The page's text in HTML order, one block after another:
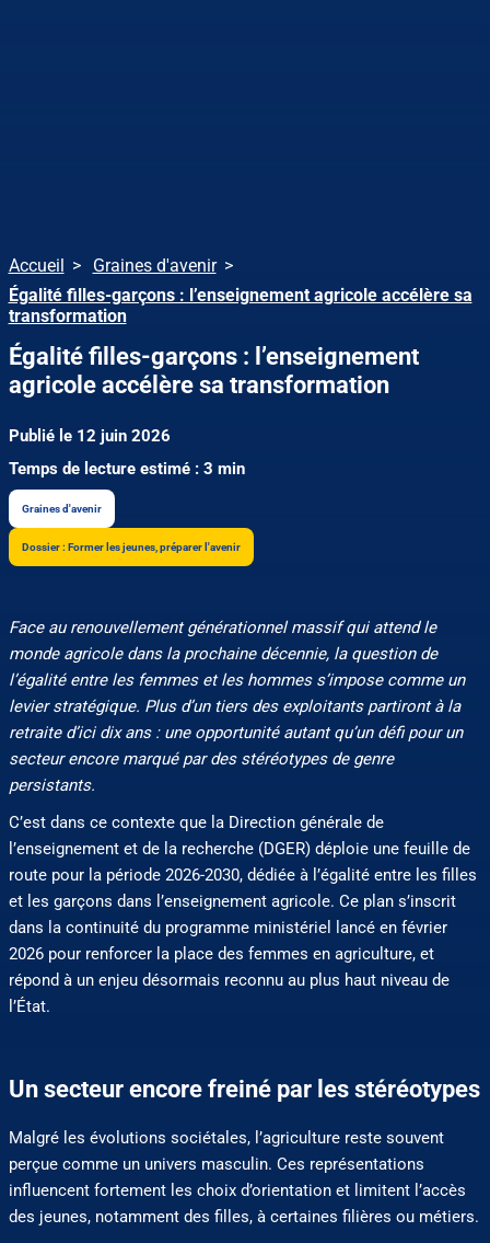
Accueil
Graines d'avenir
Égalité filles-garçons : l’enseignement agricole accélère sa
transformation
Égalité filles-garçons : l’enseignement
agricole accélère sa transformation
Publié le 12 juin 2026
Temps de lecture estimé : 3 min
Graines d'avenir
Dossier : Former les jeunes, préparer l'avenir
Face au renouvellement générationnel massif qui attend le
monde agricole dans la prochaine décennie, la question de
l’égalité entre les femmes et les hommes s’impose comme un
levier stratégique. Plus d’un tiers des exploitants partiront à la
retraite d’ici dix ans : une opportunité autant qu’un défi pour un
secteur encore marqué par des stéréotypes de genre
persistants.
C’est dans ce contexte que la Direction générale de
l’enseignement et de la recherche (DGER) déploie une feuille de
route pour la période 2026-2030, dédiée à l’égalité entre les filles
et les garçons dans l’enseignement agricole. Ce plan s’inscrit
dans la continuité du programme ministériel lancé en février
2026 pour renforcer la place des femmes en agriculture, et
répond à un enjeu désormais reconnu au plus haut niveau de
l’État.
Un secteur encore freiné par les stéréotypes
Malgré les évolutions sociétales, l’agriculture reste souvent
perçue comme un univers masculin. Ces représentations
influencent fortement les choix d’orientation et limitent l’accès
des jeunes, notamment des filles, à certaines filières ou métiers.